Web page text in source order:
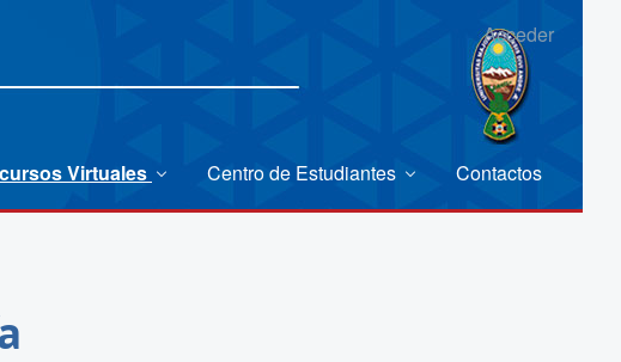
Acceder
Virtuales Centro de Estudiantes Contactos